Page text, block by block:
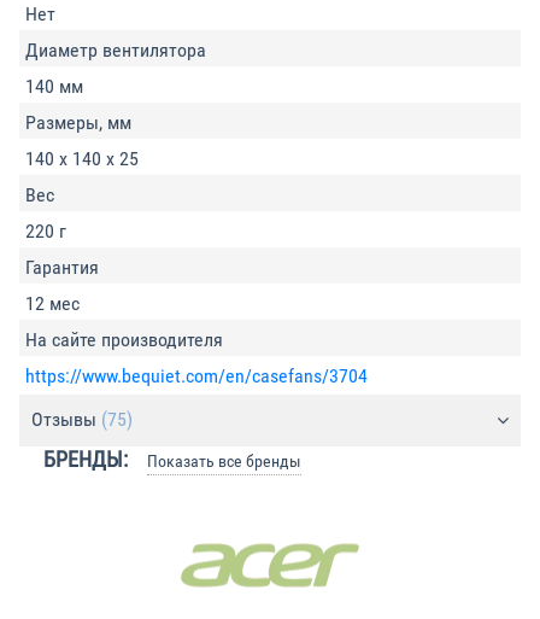
Нет
Диаметр вентилятора
140 мм
Размеры, мм
140 x 140 x 25
Вес
220 г
Гарантия
12 мес
На сайте производителя
https://www.bequiet.com/en/casefans/3704
Отзывы (75)
БРЕНДЫ: Показать все бренды